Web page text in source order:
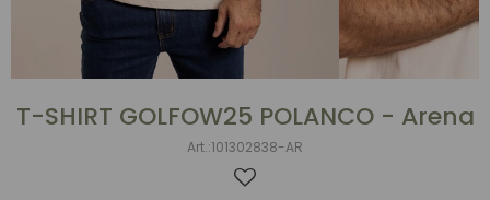
T-SHIRT GOLFOW25 POLANCO - Arena
101302838-AR